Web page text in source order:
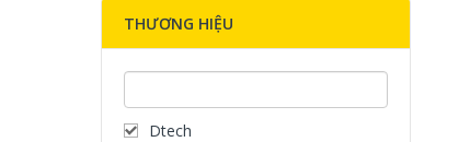
THƯƠNG HIỆU
Dtech